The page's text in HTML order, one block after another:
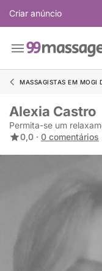
Criar anúncio
MASSAGISTAS EM MOGI
Alexia Castro
Permita-se um
0,0 · 0 comentários